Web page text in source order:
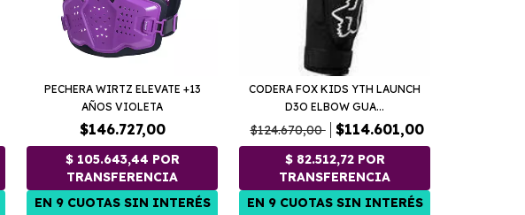
PECHERA WIRTZ ELEVATE +13
AÑOS VIOLETA
$146.727,00
CODERA FOX KIDS YTH LAUNCH
D3O ELBOW GUA...
$124.670,00 $114.601,00